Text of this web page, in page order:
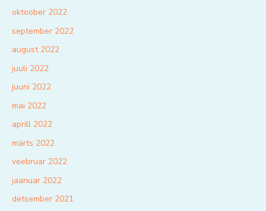
oktoober 2022
september 2022
august 2022
juuli 2022
juuni 2022
mai 2022
aprill 2022
märts 2022
veebruar 2022
jaanuar 2022
detsember 2021